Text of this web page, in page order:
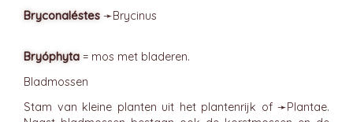
Bryconaléstes ➛Brycinus
Bryóphyta = mos met bladeren.
Bladmossen
Stam van kleine planten uit het plantenrijk of ➛Plantae.